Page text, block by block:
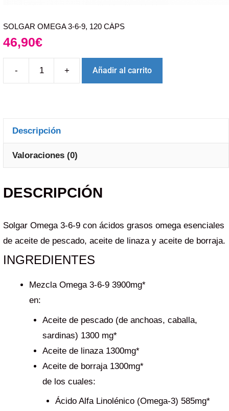
SOLGAR OMEGA 3-6-9, 120 CÁPS
46,90€
- + Añadir al carrito
Descripción
Valoraciones (0)
DESCRIPCIÓN
Solgar Omega 3-6-9 con ácidos grasos omega esenciales
de aceite de pescado, aceite de linaza y aceite de borraja.
INGREDIENTES
Mezcla Omega 3-6-9 3900mg*
en:
Aceite de pescado (de anchoas, caballa,
sardinas) 1300 mg*
Aceite de linaza 1300mg*
Aceite de borraja 1300mg*
de los cuales:
Ácido Alfa Linolénico (Omega-3) 585mg*